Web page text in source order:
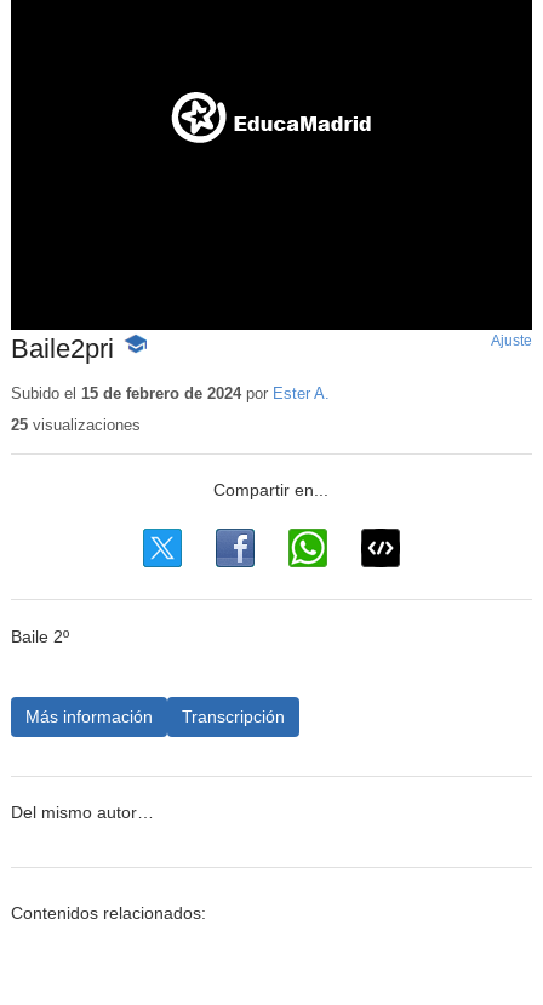
Baile2pri
-
educativo
Ajuste
Subido el 15 de febrero de 2024por Ester A.
25visualizaciones
Baile 2º
Más información Transcripción
Del mismo autor…
Contenidos relacionados: